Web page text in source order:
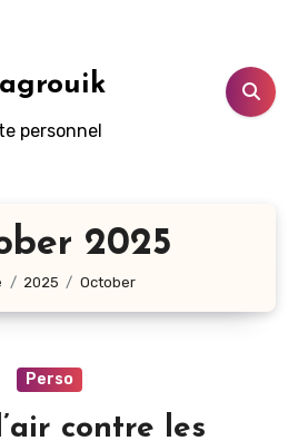
personnel
2025
2025 October
Perso
contre les